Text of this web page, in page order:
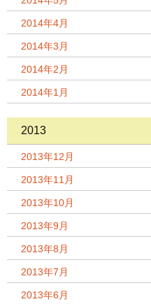
2014年4月
2014年3月
2014年2月
2014年1月
2013
2013年12月
2013年11月
2013年10月
2013年9月
2013年8月
2013年7月
2013年6月